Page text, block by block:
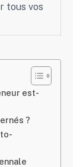
tous vos
est-
?